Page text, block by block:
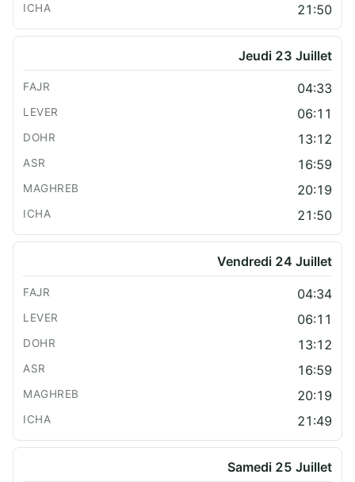
21:50
Jeudi 23 Juillet
04:33
06:11
13:12
16:59
20:19
21:50
Vendredi 24 Juillet
04:34
06:11
13:12
16:59
20:19
21:49
Samedi 25 Juillet